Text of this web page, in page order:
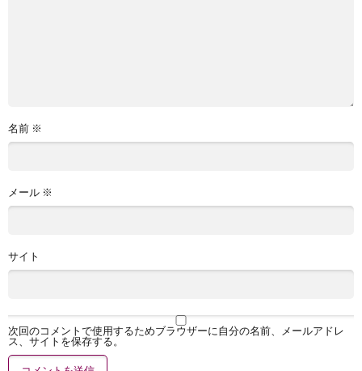
名前 ※
メール ※
サイト
次回のコメントで使用するためブラウザーに自分の名前、メールアドレ
ス、サイトを保存する。